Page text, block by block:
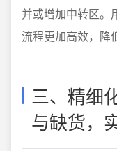
并或增加中转区。
流程更加高效，降
三、精细
与缺货，